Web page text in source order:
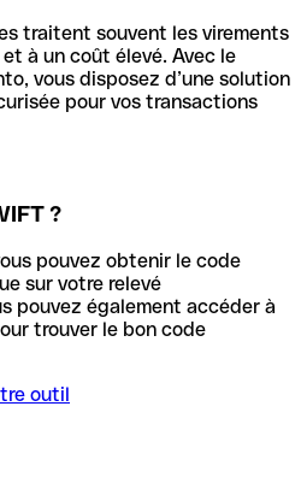
traitent souvent les virements
à un coût élevé. Avec le
vous disposez d’une solution
pour vos transactions
?
pouvez obtenir le code
sur votre relevé
pouvez également accéder à
trouver le bon code
outil